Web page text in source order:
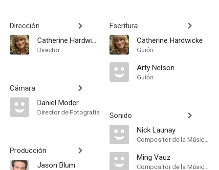
Dirección
Catherine Hardwicke
Director
Cámara
Daniel Moder
Director de Fotografía
Producción
Jason Blum
Escritura
Catherine Hardwicke
Guión
Arty Nelson
Guión
Sonido
Nick Launay
Compositor de la Música Original
Ming Vauz
Compositor de la Música Original